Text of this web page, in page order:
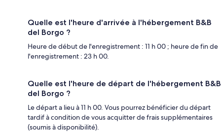
Quelle est l'heure d'arrivée à l'hébergement B&B
del Borgo ?
Heure de début de l'enregistrement : 11 h 00 ; heure de fin de
l'enregistrement : 23 h 00.
Quelle est l'heure de départ de l'hébergement B&B
del Borgo ?
Le départ a lieu à 11 h 00. Vous pourrez bénéficier du départ
tardif à condition de vous acquitter de frais supplémentaires
(soumis à disponibilité).